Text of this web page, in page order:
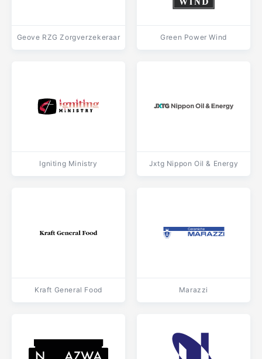
Geove RZG Zorgverzekeraar Green Power Wind
Igniting Ministry Jxtg Nippon Oil & Energy
Kraft General Food Marazzi